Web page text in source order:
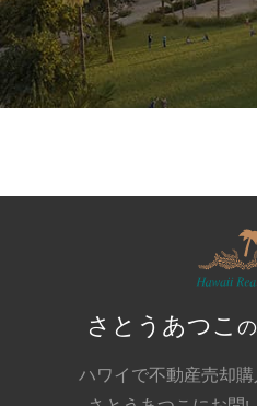
さとうあつこ の
ハワイで不動産売却購